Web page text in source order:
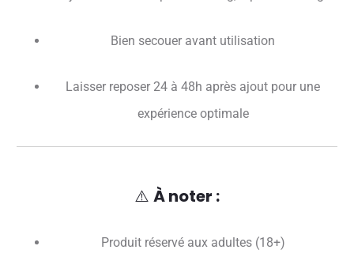
Bien secouer avant utilisation
Laisser reposer 24 à 48h après ajout pour une
expérience optimale
⚠️ À noter :
Produit réservé aux adultes (18+)